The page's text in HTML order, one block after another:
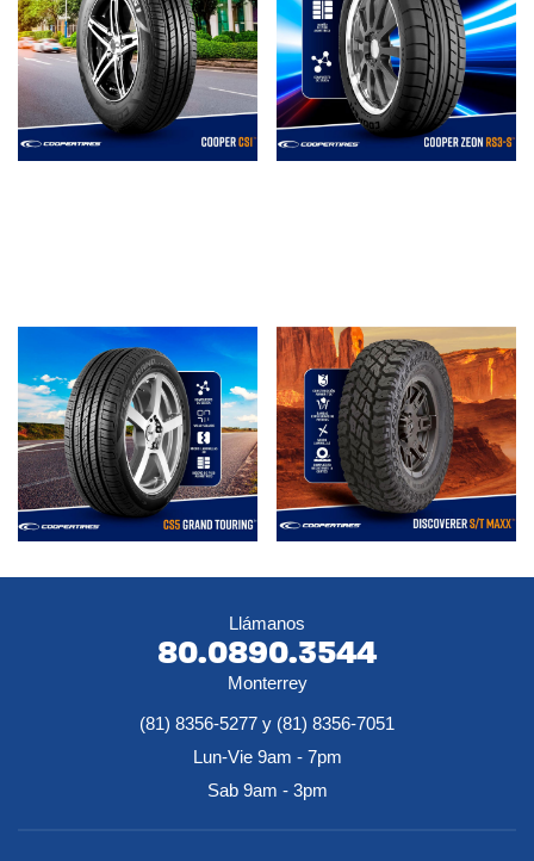
Llámanos
80.0890.3544
Monterrey
(81) 8356-5277 y (81) 8356-7051
Lun-Vie 9am - 7pm
Sab 9am - 3pm